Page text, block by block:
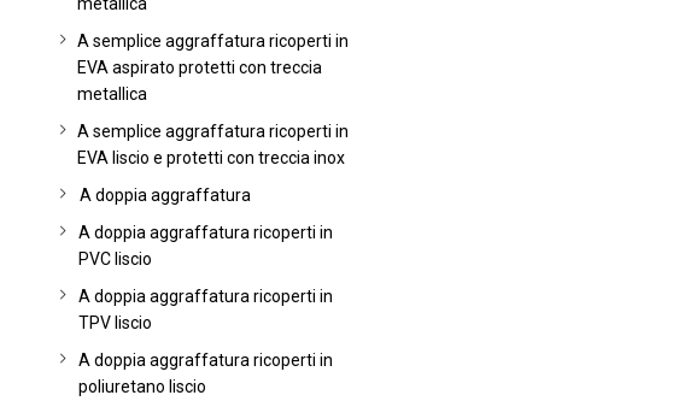
A semplice aggraffatura ricoperti in
EVA aspirato protetti con treccia
metallica
A semplice aggraffatura ricoperti in
EVA liscio e protetti con treccia inox
A doppia aggraffatura
A doppia aggraffatura ricoperti in
PVC liscio
A doppia aggraffatura ricoperti in
TPV liscio
A doppia aggraffatura ricoperti in
poliuretano liscio